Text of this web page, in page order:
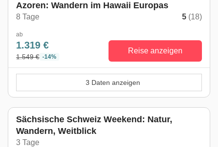
Azoren: Wandern im Hawaii Europas
8 Tage 5 (18)
ab
1.319 €
1.549 € -14%
Reise anzeigen
3 Daten anzeigen
Sächsische Schweiz Weekend: Natur,
Wandern, Weitblick
3 Tage